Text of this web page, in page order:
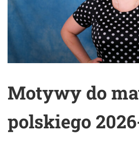
Motywy do
polskiego